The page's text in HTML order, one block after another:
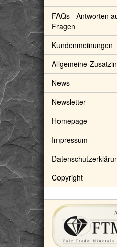
(Madagaskar)
- Sonderqualität -
- 3,7 cm / ca. 11-14g/St
5,90 €*
USt. , zzgl.Versand
FAQs - Antworten
Fragen
Kundenmeinungen
Allgemeine
News
Newsletter
Homepage
Impressum
Copyright